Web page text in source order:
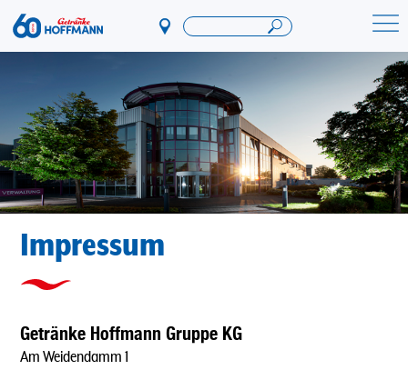
Direkt
zum
Inhalt
Startseite Getränke Hoffmann
Impressum
Getränke Hoffmann Gruppe KG
Am Weidendamm 1